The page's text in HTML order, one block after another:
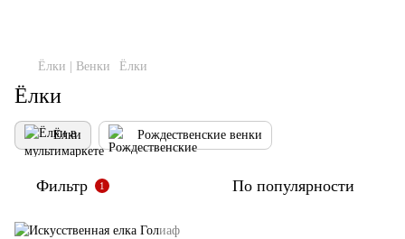
Ёлки | Венки Ёлки
Ёлки
Ёлки Рождественские венки
Фильтр 1 По популярности